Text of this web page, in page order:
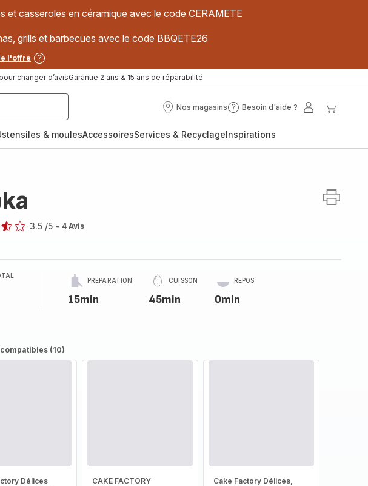
casseroles en céramique avec le code CERAMETE
grills et barbecues avec le code BBQETE26
l'offre
changer d’avisGarantie 2 ans & 15 ans de réparabilité
Nos magasins
Nos
Besoin d'aide ?
Besoin
?
Mon
& moulesAccessoiresServices & RecyclageInspirations
3.5 /5 - 4 Avis
PRÉPARATION
15min
CUISSON
45min
REPOS
0min
(10)
Délices
CAKE FACTORY
Cake Factory Délices,